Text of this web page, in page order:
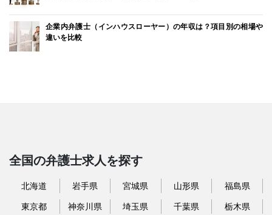
企業内弁護士（インハウスローヤー）の年収は？項目別の相場や
違いを比較
全国の弁護士求人を探す
北海道 岩手県 宮城県 山形県 福島県
東京都 神奈川県 埼玉県 千葉県 栃木県